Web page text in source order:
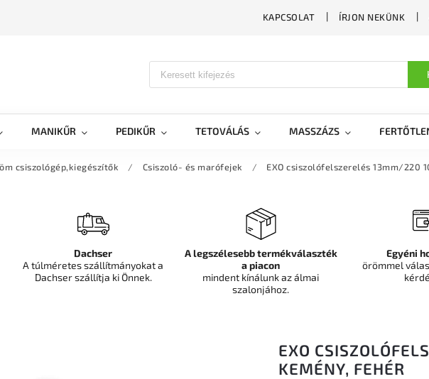
KAPCSOLAT ÍRJON NEKÜNK
MANIKŰR PEDIKŰR TETOVÁLÁS MASSZÁZS
csiszológép,kiegészítők / Csiszoló- és marófejek / EXO csiszolófelszerelés 13mm/220
EXO
KEMÉNY, FEHÉR
Dachser
A túlméretes szállítmányokat a
Dachser szállítja ki Önnek.
A legszélesebb termékválaszték
a piacon
mindent kínálunk az álmai
szalonjához.
Egyéni
örömmel